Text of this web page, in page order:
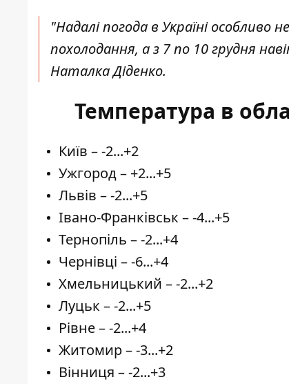
"Надалі погода в Україні особливо
похолодання, а з 7 по 10 грудня
Наталка Діденко.
Температура в
Київ – -2...+2
Ужгород – +2...+5
Львів – -2...+5
Івано-Франківськ – -4...+5
Тернопіль – -2...+4
Чернівці – -6...+4
Хмельницький – -2...+2
Луцьк – -2...+5
Рівне – -2...+4
Житомир – -3...+2
Вінниця – -2...+3